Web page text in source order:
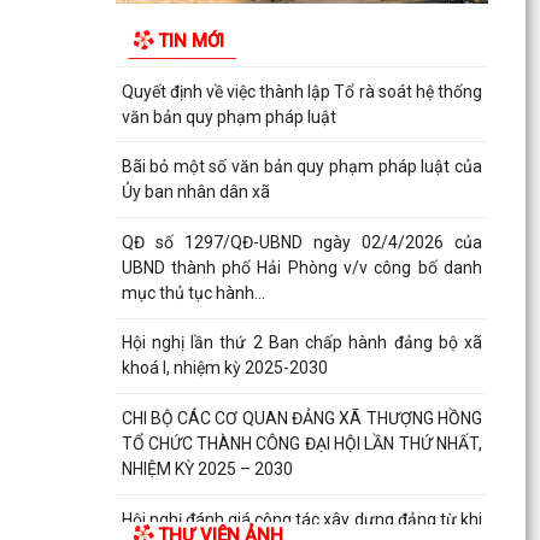
TIN MỚI
biểu trên...
Quyết định về việc thành lập Tổ rà soát hệ thống
văn bản quy phạm pháp luật
Bãi bỏ một số văn bản quy phạm pháp luật của
Ủy ban nhân dân xã
QĐ số 1297/QĐ-UBND ngày 02/4/2026 của
UBND thành phố Hải Phòng v/v công bố danh
mục thủ tục hành...
Hội nghị lần thứ 2 Ban chấp hành đảng bộ xã
khoá I, nhiệm kỳ 2025-2030
CHI BỘ CÁC CƠ QUAN ĐẢNG XÃ THƯỢNG HỒNG
TỔ CHỨC THÀNH CÔNG ĐẠI HỘI LẦN THỨ NHẤT,
NHIỆM KỲ 2025 – 2030
Hội nghị đánh giá công tác xây dựng đảng từ khi
THƯ VIỆN ẢNH